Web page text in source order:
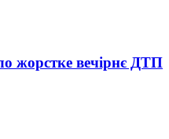
жорстке вечірнє ДТП